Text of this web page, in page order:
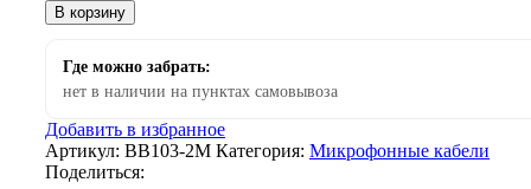
В корзину
Где можно забрать:
нет в наличии на пунктах самовывоза
Добавить в избранное
Артикул: BB103-2M Категория: Микрофонные кабели
Поделиться: